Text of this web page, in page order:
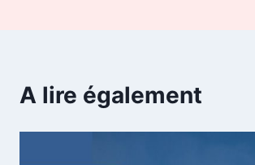
A lire également